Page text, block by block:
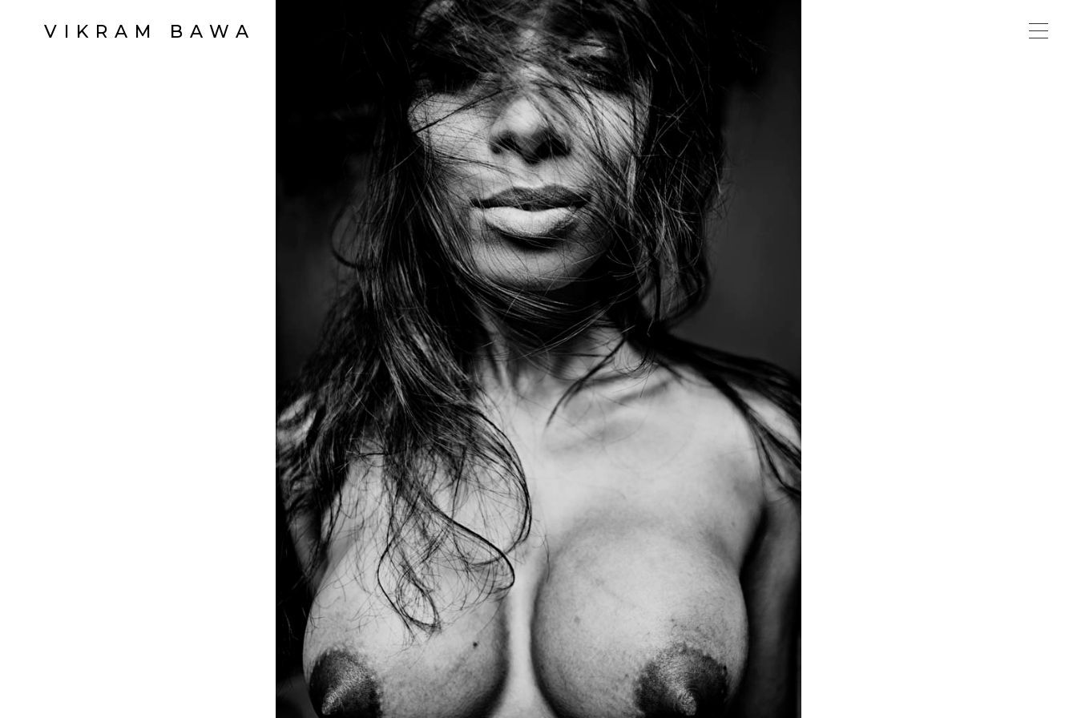
VIKRAM BAWA